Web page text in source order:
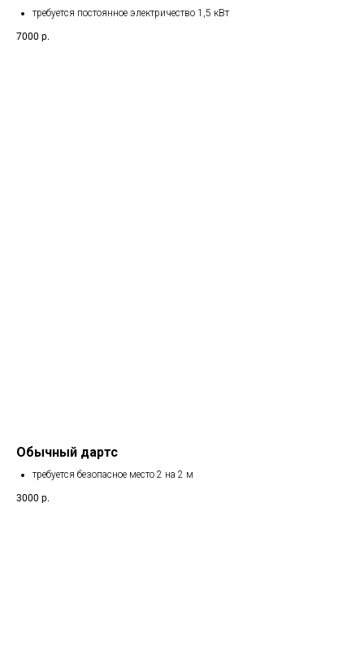
требуется постоянное электричество 1,5 кВт
7000 р.
Обычный дартс
требуется безопасное место 2 на 2 м
3000 р.